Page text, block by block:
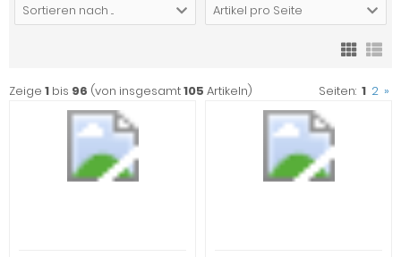
Sortieren nach ... Artikel pro Seite
Zeige 1 bis 96 (von insgesamt105 Artikeln) Seiten: 1 2 »